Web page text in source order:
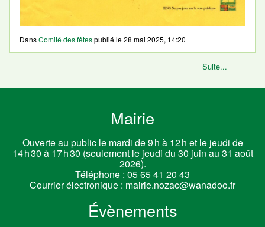
DansComité des fêtespublié le28 mai 2025, 14:20
Suite...
Mairie
Ouverte au public le mardi de 9 h à 12 h et le jeudi de
14 h 30 à 17 h 30 (seulement le jeudi du 30 juin au 31 août
2026).
Téléphone : 05 65 41 20 43
Courrier électronique : mairie.nozac@wanadoo.fr
Évènements